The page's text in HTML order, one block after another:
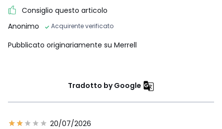
Consiglio questo articolo
Anonimo
Acquirente verificato
Pubblicato originariamente su Merrell
Tradotto by Google
20/07/2026